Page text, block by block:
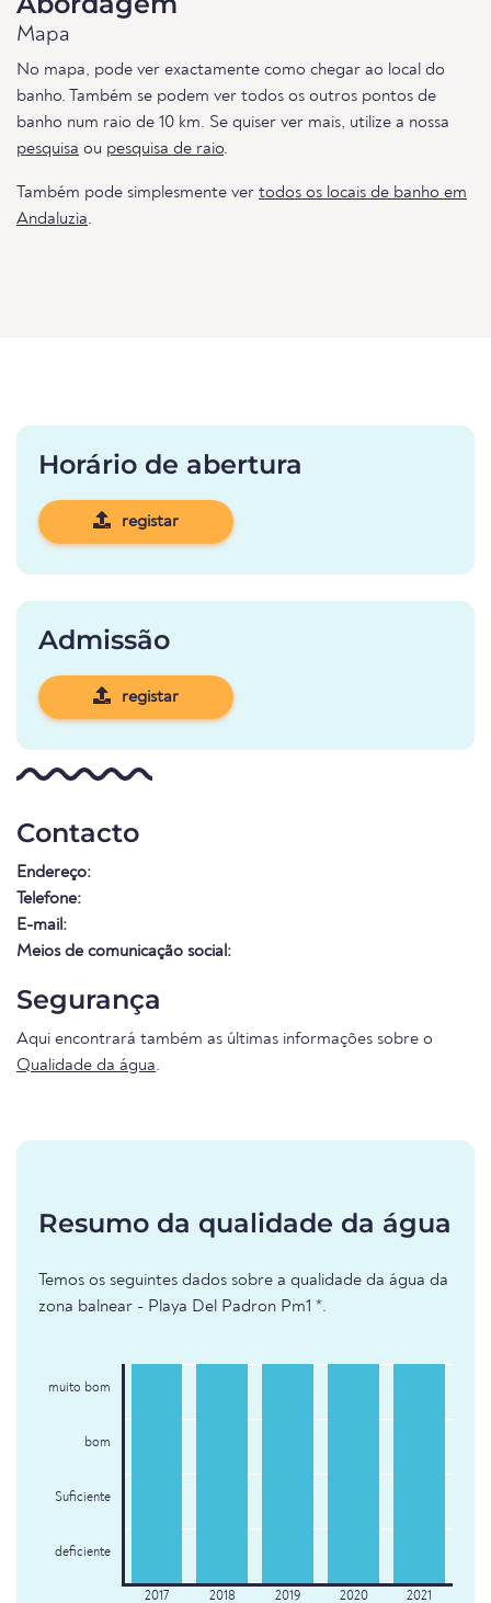
Mapa
No mapa, pode ver exactamente como chegar ao local do
banho. Também se podem ver todos os outros pontos de
banho num raio de 10 km. Se quiser ver mais, utilize a nossa
pesquisa ou pesquisa de raio.
Também pode simplesmente ver todos os locais de banho em
Andaluzia.
Horário de abertura
registar
Admissão
registar
Contacto
Endereço:
Telefone:
E-mail:
Meios de comunicação social:
Segurança
Aqui encontrará também as últimas informações sobre o
Qualidade da água.
Resumo da qualidade da água
Temos os seguintes dados sobre a qualidade da água da
zona balnear - Playa Del Padron Pm1 *.
muito bom
bom
Suficiente
deficiente